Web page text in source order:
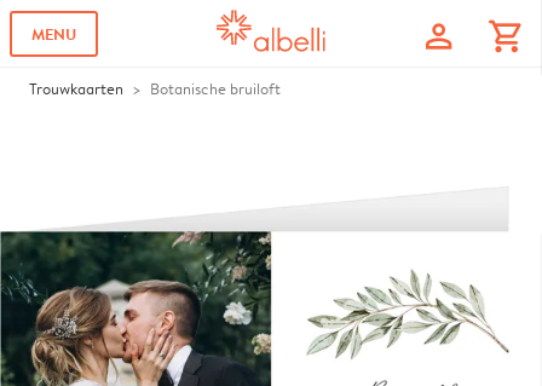
MENU profile shopping_cart
Trouwkaarten Botanische bruiloft